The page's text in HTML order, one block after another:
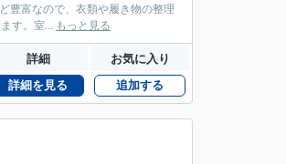
豊富なので、衣類や履き物の整理
す。室... もっと見る
詳細 お気に入り
詳細を見る 追加する